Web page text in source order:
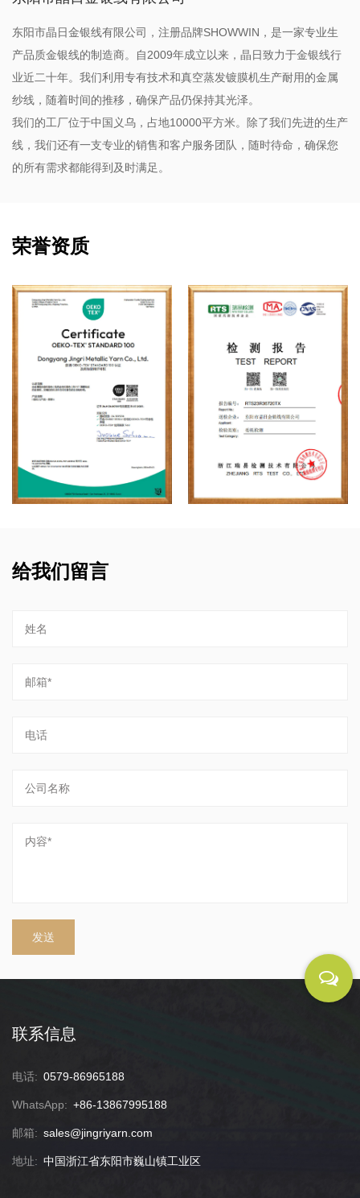
东阳市晶日金银线有限公司，注册品牌SHOWWIN，是一家专业生
产品质金银线的制造商。自2009年成立以来，晶日致力于金银线行
业近二十年。我们利用专有技术和真空蒸发镀膜机生产耐用的金属
纱线，随着时间的推移，确保产品仍保持其光泽。
我们的工厂位于中国义乌，占地10000平方米。除了我们先进的生产
线，我们还有一支专业的销售和客户服务团队，随时待命，确保您
的所有需求都能得到及时满足。
荣誉资质
给我们留言
联系信息
电话: 0579-86965188
WhatsApp: +86-13867995188
邮箱: sales@jingriyarn.com
地址: 中国浙江省东阳市巍山镇工业区